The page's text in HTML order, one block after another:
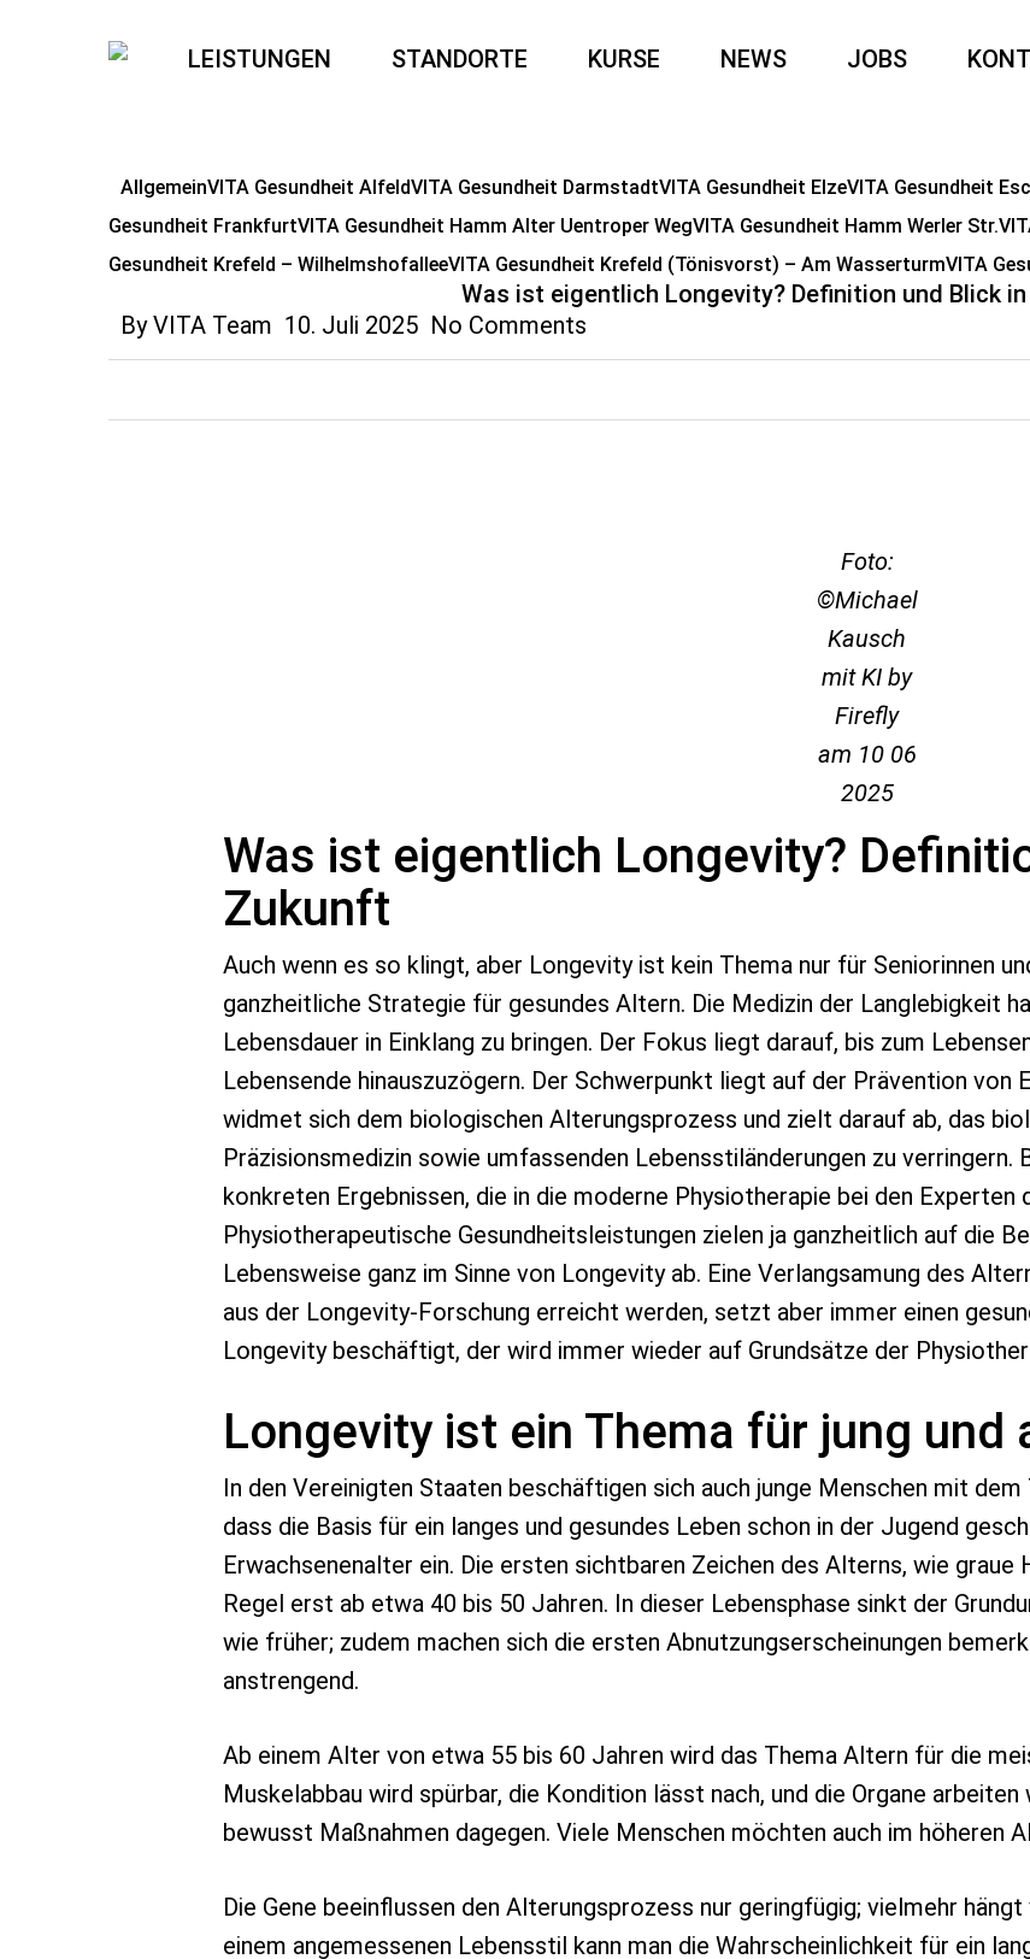
LEISTUNGEN STANDORTE KURSE NEWS JOBS
AllgemeinVITA Gesundheit AlfeldVITA Gesundheit DarmstadtVITA Gesundheit ElzeVITA Gesundheit
Gesundheit FrankfurtVITA Gesundheit Hamm Alter Uentroper WegVITA Gesundheit Hamm Werler Str.
Gesundheit Krefeld – WilhelmshofalleeVITA Gesundheit Krefeld (Tönisvorst) – Am WasserturmVITA
Was ist eigentlich Longevity? Definition und Blick
By VITA Team 10. Juli 2025 No Comments
Foto:
©Michael
Kausch
mit KI by
Firefly
am 10 06
2025
Was ist eigentlich Longevity?
Zukunft
Auch wenn es so klingt, aber Longevity ist kein Thema nur für Seniorinnen
ganzheitliche Strategie für gesundes Altern. Die Medizin der Langlebigkeit
Lebensdauer in Einklang zu bringen. Der Fokus liegt darauf, bis zum
Lebensende hinauszuzögern. Der Schwerpunkt liegt auf der Prävention von
widmet sich dem biologischen Alterungsprozess und zielt darauf ab, das
Präzisionsmedizin sowie umfassenden Lebensstiländerungen zu
konkreten Ergebnissen, die in die moderne Physiotherapie bei den Experten
Physiotherapeutische Gesundheitsleistungen zielen ja ganzheitlich auf die
Lebensweise ganz im Sinne von Longevity ab. Eine Verlangsamung des
aus der Longevity-Forschung erreicht werden, setzt aber immer einen
Longevity beschäftigt, der wird immer wieder auf Grundsätze der
Longevity ist ein Thema für jung und
In den Vereinigten Staaten beschäftigen sich auch junge Menschen mit
dass die Basis für ein langes und gesundes Leben schon in der Jugend
Erwachsenenalter ein. Die ersten sichtbaren Zeichen des Alterns, wie
Regel erst ab etwa 40 bis 50 Jahren. In dieser Lebensphase sinkt der
wie früher; zudem machen sich die ersten Abnutzungserscheinungen
anstrengend.
Ab einem Alter von etwa 55 bis 60 Jahren wird das Thema Altern für die
Muskelabbau wird spürbar, die Kondition lässt nach, und die Organe
bewusst Maßnahmen dagegen. Viele Menschen möchten auch im höheren
Die Gene beeinflussen den Alterungsprozess nur geringfügig; vielmehr
einem angemessenen Lebensstil kann man die Wahrscheinlichkeit für ein